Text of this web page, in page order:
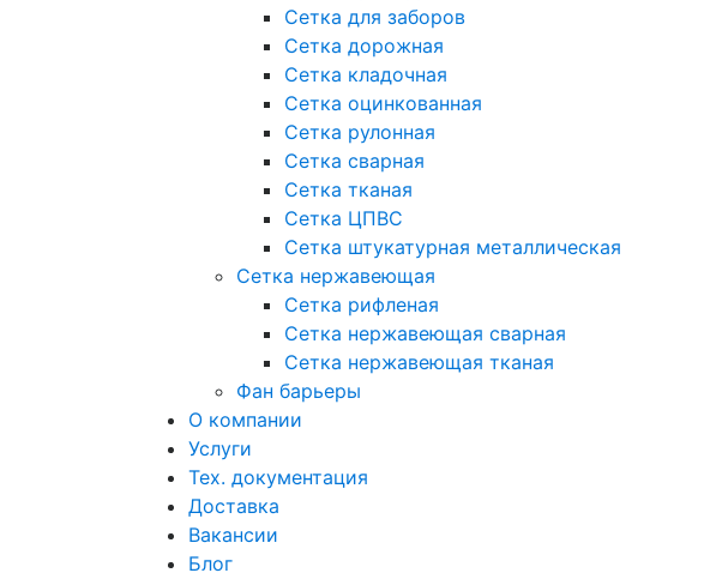
Сетка для заборов
Сетка дорожная
Сетка кладочная
Сетка оцинкованная
Сетка рулонная
Сетка сварная
Сетка тканая
Сетка ЦПВС
Сетка штукатурная металлическая
Сетка нержавеющая
Сетка рифленая
Сетка нержавеющая сварная
Сетка нержавеющая тканая
Фан барьеры
О компании
Услуги
Тех. документация
Доставка
Вакансии
Блог